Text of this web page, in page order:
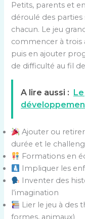
Petits, parents et
déroulé des parties
chacun. Le jeu
commencer à trois
puis en ajouter
de difficulté au fil
A lire aussi :
Ajouter ou
durée et le
Formations en
Impliquer les
Inventer des
l’imagination
Lier le jeu à des
formes, animaux)